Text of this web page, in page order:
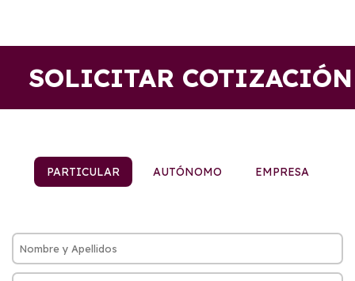
SOLICITAR COTIZACIÓN
PARTICULAR AUTÓNOMO EMPRESA